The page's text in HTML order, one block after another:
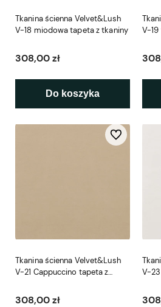
Tkanina ścienna Velvet&Lush
V-18 miodowa tapeta z tkaniny
308,00 zł
Do koszyka
V-
Tkanina ścienna Velvet&Lush
V-21 Cappuccino tapeta z
308,00 zł
Do ulubionych
V-